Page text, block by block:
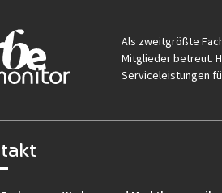
Als zweitgrößte
Mitglieder betreut.
Serviceleistungen